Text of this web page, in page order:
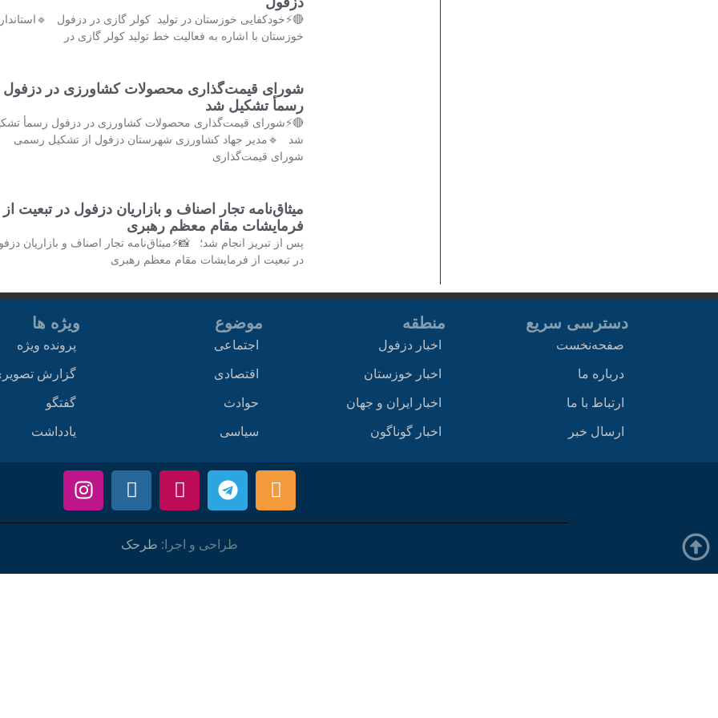
🔴⚡خودکفایی خوزستان در تولید کولر گازی در دزفول
خوزستان با اشاره به فعالیت خط تولید کولر گازی در
شورای قیمت‌گذاری محصولات کشاورزی در دزفول
رسمأ تشکیل شد
🔴⚡شورای قیمت‌گذاری محصولات کشاورزی در دزفول رسمأ
شد 🔹مدیر جهاد کشاورزی شهرستان دزفول از تشکیل رسمی
شورای قیمت‌گذاری
میثاق‌نامه تجار اصناف و بازاریان دزفول در تبعیت از
فرمایشات مقام معظم رهبری
پس از تبریز انجام شد؛ 📸⚡میثاق‌نامه تجار اصناف و بازاریان
در تبعیت از فرمایشات مقام معظم رهبری
دسترسی سریع
صفحه‌نخست
درباره ما
ارتباط با ما
ارسال خبر
منطقه
اخبار دزفول
اخبار خوزستان
اخبار ایران و جهان
اخبار گوناگون
موضوع
اجتماعی
اقتصادی
حوادث
سیاسی
ویژه ها
پرونده ویژه
گزارش
گفتگو
یادداشت
طراحی و اجرا: طرحک